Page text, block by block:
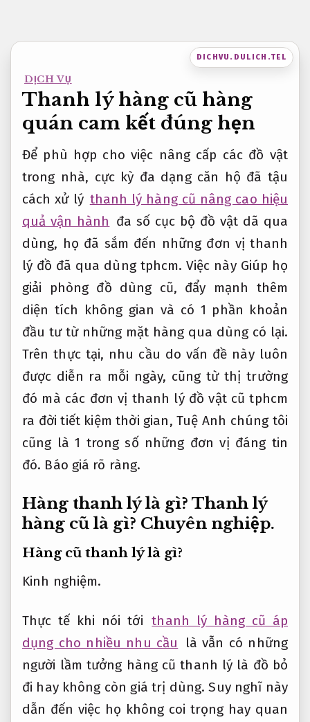
nội
dung
DICHVU.DULICH.TEL
DỊCH VỤ
Thanh lý hàng cũ hàng
quán cam kết đúng hẹn
Để phù hợp cho việc nâng cấp các đồ vật
trong nhà, cực kỳ đa dạng căn hộ đã tậu
cách xử lý thanh lý hàng cũ nâng cao hiệu
quả vận hành đa số cục bộ đồ vật dã qua
dùng, họ đã sắm đến những đơn vị thanh
lý đồ đã qua dùng tphcm. Việc này Giúp họ
giải phòng đồ dùng cũ, đẩy mạnh thêm
diện tích không gian và có 1 phần khoản
đầu tư từ những mặt hàng qua dùng có lại.
Trên thực tại, nhu cầu do vấn đề này luôn
được diễn ra mỗi ngày, cũng từ thị trường
đó mà các đơn vị thanh lý đồ vật cũ tphcm
ra đời tiết kiệm thời gian, Tuệ Anh chúng tôi
cũng là 1 trong số những đơn vị đáng tin
đó. Báo giá rõ ràng.
Hàng thanh lý là gì? Thanh lý
hàng cũ là gì? Chuyên nghiệp.
Hàng cũ thanh lý là gì?
Kinh nghiệm.
Thực tế khi nói tới thanh lý hàng cũ áp
dụng cho nhiều nhu cầu
là vẫn có những
người lầm tưởng hàng cũ thanh lý là đồ bỏ
đi hay không còn giá trị dùng. Suy nghĩ này
dẫn đến việc họ không coi trọng hay quan